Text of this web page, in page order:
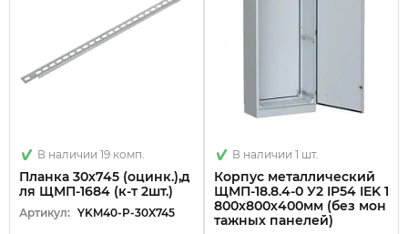
В наличии 19 комп.
Планка 30х745 (оцинк.),д
ля ЩМП-1684 (к-т 2шт.)
Артикул: YKM40-P-30X745
В наличии 1 шт.
Корпус металлический
ЩМП-18.8.4-0 У2 IP54 IEK 1
800х800х400мм (без мон
тажных панелей)